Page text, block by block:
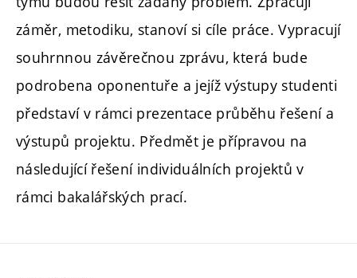
záměr, metodiku, stanoví si cíle práce. Vypracují
souhrnnou závěrečnou zprávu, která bude
podrobena oponentuře a jejíž výstupy studenti
představí v rámci prezentace průběhu řešení a
výstupů projektu. Předmět je přípravou na
následující řešení individuálních projektů v
rámci bakalářských prací.